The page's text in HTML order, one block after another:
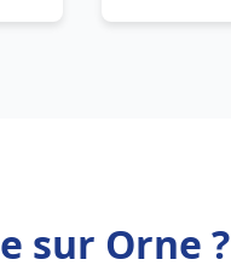
sur Orne ?